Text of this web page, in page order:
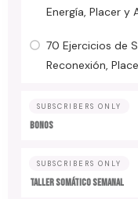
Energía, Placer y
70 Ejercicios de
Reconexión,
SUBSCRIBERS ONLY
BONOS
SUBSCRIBERS ONLY
TALLER SOMÁTICO SEMANAL